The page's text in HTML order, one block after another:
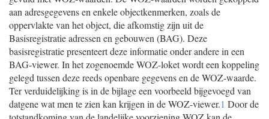
aan adresgegevens en enkele objectkenmerken, zoals de
oppervlakte van het object, die afkomstig zijn uit de
Basisregistratie adressen en gebouwen (BAG). Deze
basisregistratie presenteert deze informatie onder andere in een
BAG-viewer. In het zogenoemde WOZ-loket wordt een koppeling
gelegd tussen deze reeds openbare gegevens en de WOZ-waarde.
Ter verduidelijking is in de bijlage een voorbeeld bijgevoegd van
datgene wat men te zien kan krijgen in de WOZ-viewer.1 Door de